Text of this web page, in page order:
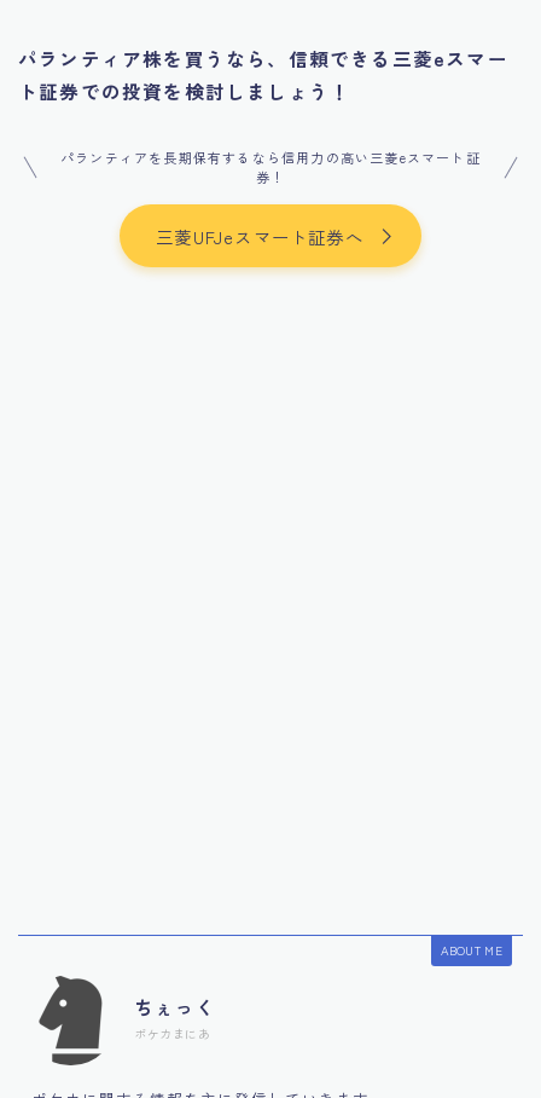
パランティア株を買うなら、信頼できる三菱eスマー
ト証券での投資を検討しましょう！
パランティアを長期保有するなら信用力の高い三菱eスマート証
券！
三菱UFJeスマート証券へ
ABOUT ME
ちぇっく
ポケカまにあ